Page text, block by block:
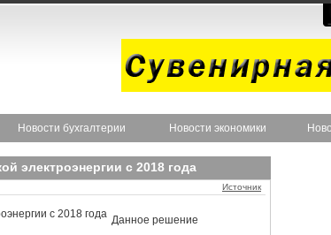
Новости бухгалтерии Новости экономики
электроэнергии с 2018 года
Источник
Данное решение